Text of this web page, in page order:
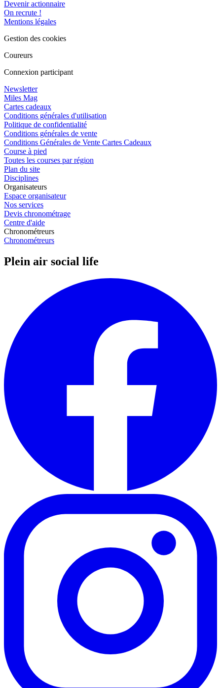
Devenir actionnaire
On recrute !
Mentions légales
Gestion des cookies
Coureurs
Connexion participant
Newsletter
Miles Mag
Cartes cadeaux
Conditions générales d'utilisation
Politique de confidentialité
Conditions générales de vente
Conditions Générales de Vente Cartes Cadeaux
Course à pied
Toutes les courses par région
Plan du site
Disciplines
Organisateurs
Espace organisateur
Nos services
Devis chronométrage
Centre d'aide
Chronométreurs
Chronométreurs
Plein air social life